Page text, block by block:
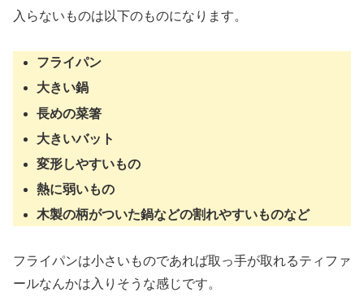
入らないものは以下のものになります。
フライパン
大きい鍋
長めの菜箸
大きいバット
変形しやすいもの
熱に弱いもの
木製の柄がついた鍋などの割れやすいものなど
フライパンは小さいものであれば取っ手が取れるティファ
ールなんかは入りそうな感じです。